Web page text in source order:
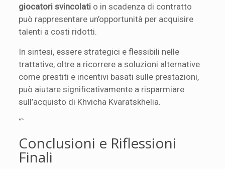
giocatori svincolati o in scadenza di contratto
può rappresentare un’opportunità per acquisire
talenti a costi ridotti.
In sintesi, essere strategici e flessibili nelle
trattative, oltre a ricorrere a soluzioni alternative
come prestiti e incentivi basati sulle prestazioni,
può aiutare significativamente a risparmiare
sull’acquisto di Khvicha Kvaratskhelia.
“`
Conclusioni e Riflessioni
Finali